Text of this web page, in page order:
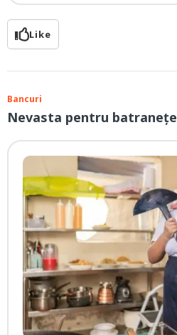
Like
Bancuri
Nevasta pentru batraneţe